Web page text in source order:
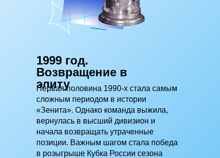
Глава 7.
Глава 8.
1999 год.
Возвращение в
элиту
Первая половина 1990-х стала самым
сложным периодом в истории
«Зенита». Однако команда выжила,
вернулась в высший дивизион и
начала возвращать утраченные
позиции. Важным шагом стала победа
в розыгрыше Кубка России сезона